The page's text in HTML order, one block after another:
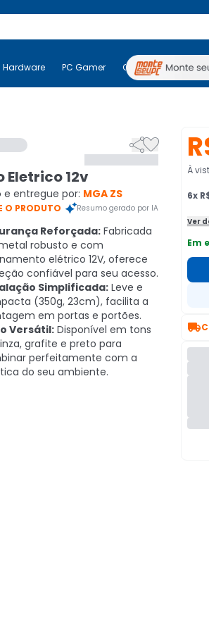
Ninja Hardware PC Gamer
Hardware PC Gamer Computadores

Eletrico 12v
e entregue por: MGA ZS
O PRODUTO Resumo gerado por IA
Reforçada: Fabricada
robusto e com
elétrico 12V, oferece
confiável para seu acesso.
Simplificada: Leve e
(350g, 23cm), facilita a
em portas e portões.
Versátil: Disponível em tons
grafite e preto para
perfeitamente com a
do seu ambiente.
À
6x
Ver
Em
